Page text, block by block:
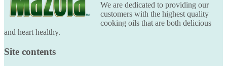
We are dedicated to providing our
customers with the highest quality
cooking oils that are both delicious
and heart healthy.
Site contents